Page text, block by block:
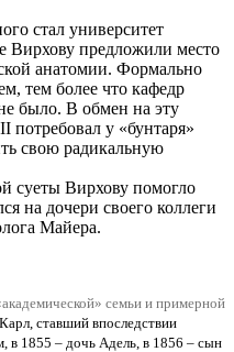
стал университет
Вирхову предложили место
анатомии. Формально
тем более что кафедр
было. В обмен на эту
потребовал у «бунтаря»
свою радикальную
суеты Вирхову помогло
на дочери своего коллеги
Майера.
семьи и примерной
ставший впоследствии
в 1855 – дочь Адель, в 1856 – сын